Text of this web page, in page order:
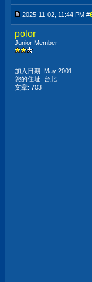
2025-11-02, 11:44 PM #
polor
Junior Member
加入日期: May 2001
您的住址: 台北
文章: 703